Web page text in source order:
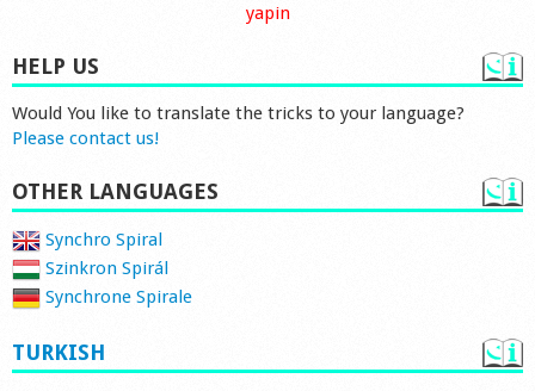
yapin
HELP US
Would You like to translate the tricks to your language?
Please contact us!
OTHER LANGUAGES
Synchro Spiral
Szinkron Spirál
Synchrone Spirale
TURKISH